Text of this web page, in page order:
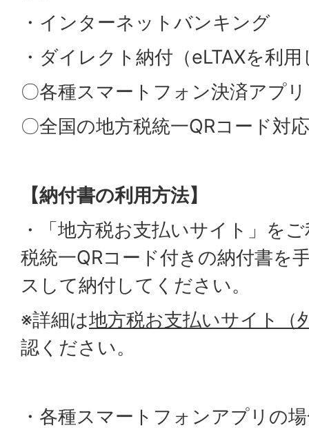
・インターネットバンキング
・ダイレクト納付（eLTAXを利
〇各種スマートフォン決済アプリ
〇全国の地方税統一QRコード対
【納付書の利用方法】
・「地方税お支払いサイト」を
税統一QRコード付きの納付書を
スして納付してください。
※詳細は地方税お支払いサイト（
認ください。
・各種スマートフォンアプリの